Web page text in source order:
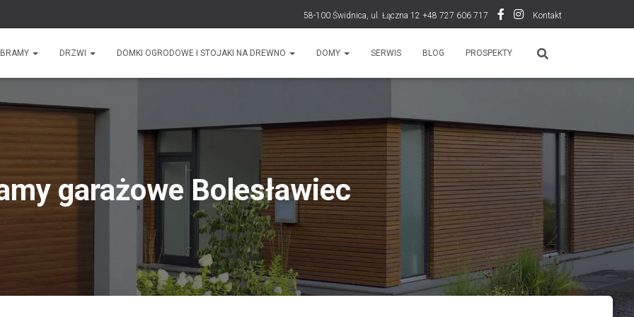
58-100 Świdnica, ul. Łączna 12 +48 727 606 717 Kontakt
BRAMY DRZWI DOMKI OGRODOWE I STOJAKI NA DREWNO DOMY SERWIS BLOG PROSPEKTY
garażowe Bolesławiec